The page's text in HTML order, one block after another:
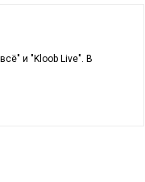
и "Kloob Live". В